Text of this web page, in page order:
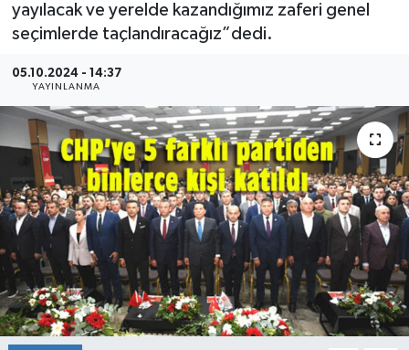
yayılacak ve yerelde kazandığımız zaferi genel
seçimlerde taçlandıracağız”dedi.
05.10.2024 - 14:37
YAYINLANMA
Son Dakika Haberleri
Haber Arşivi